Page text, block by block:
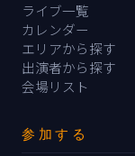
ライブ一覧
カレンダー
エリアから探す
出演者から探す
会場リスト
参加する